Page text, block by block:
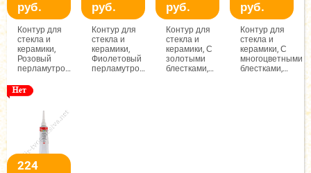
руб.
Контур для
стекла и
керамики,
Розовый
перламутровый,
руб.
Контур для
стекла и
керамики,
Фиолетовый
перламутровый,
руб.
Контур для
стекла и
керамики, С
золотыми
блестками,
руб.
Контур для
стекла и
керамики, С
многоцветными
блестками,
224